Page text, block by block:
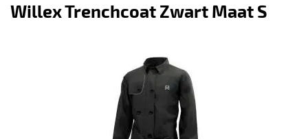
Willex Trenchcoat Zwart Maat S